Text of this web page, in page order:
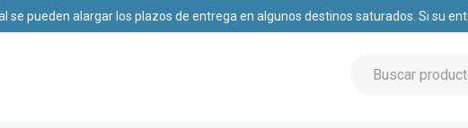
se pueden alargar los plazos de entrega en algunos destinos saturados. Si su